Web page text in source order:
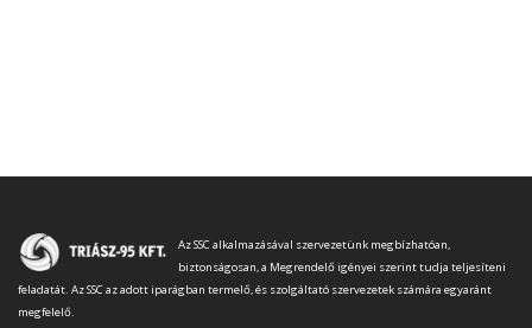
Az SSC alkalmazásával szervezetünk megbízhatóan,
biztonságosan, a Megrendelő igényei szerint tudja teljesíteni
feladatát. Az SSC az adott iparágban termelő, és szolgáltató szervezetek számára egyaránt
megfelelő.